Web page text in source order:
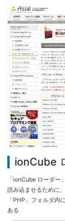
ionCube
「ionCube ローダー
読み込ませるために
「PHP」フォルダ内
ある